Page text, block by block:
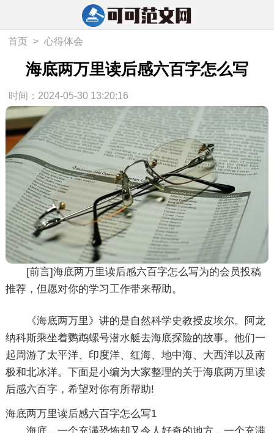
首页 > 心得体会
海底两万里读后感六百字怎么写
时间：2024-05-30 13:20:16
[前言]海底两万里读后感六百字怎么写为的会员投稿
推荐，但愿对你的学习工作带来帮助。
《海底两万里》讲的是自然科学史教授皮埃尔。阿龙
纳科斯乘坐着鹦鹉螺号潜水艇去海底探险的故事。他们一
起周游了太平洋、印度洋、红海、地中海、大西洋以及南
极和北冰洋。下面是小编为大家整理的关于海底两万里读
后感六百字，希望对你有所帮助!
海底两万里读后感六百字怎么写1